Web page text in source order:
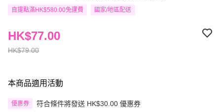
自提點滿HK$580.00免運費 國家/地區配送
HK$79.00
HK$77.00
本商品適用活動
優惠券 符合條件將發送 HK$30.00 優惠券